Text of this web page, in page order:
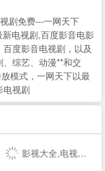
剧免费---一网天下
电视剧,百度影音电影
度影音电视剧，以及
综艺、动漫**和交
模式，一网天下以最
电视剧
影视大全,电视节目表,最新电视剧大全,2017最新电影大全 - 瓜田网